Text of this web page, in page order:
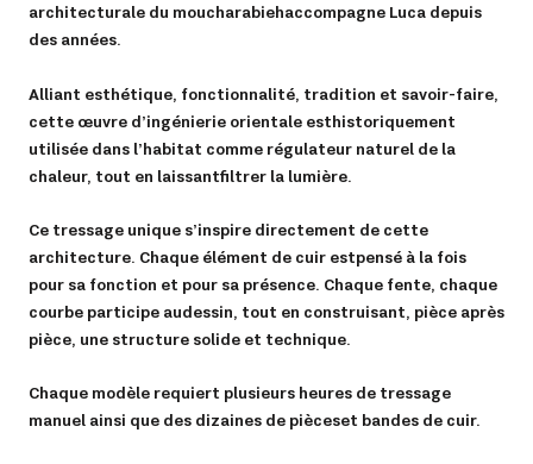
architecturale du moucharabieh accompagne Luca depuis
des années.
Alliant esthétique, fonctionnalité, tradition et savoir-faire,
cette œuvre d’ingénierie orientale est historiquement
utilisée dans l’habitat comme régulateur naturel de la
chaleur, tout en laissant filtrer la lumière.
Ce tressage unique s’inspire directement de cette
architecture. Chaque élément de cuir est pensé à la fois
pour sa fonction et pour sa présence. Chaque fente, chaque
courbe participe au dessin, tout en construisant, pièce après
pièce, une structure solide et technique.
Chaque modèle requiert plusieurs heures de tressage
manuel ainsi que des dizaines de pièces et bandes de cuir.